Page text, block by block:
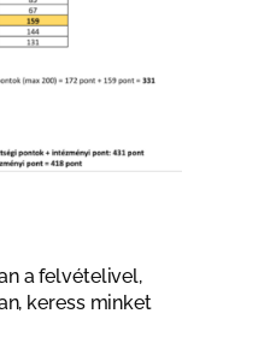
a felvételivel,
keress minket